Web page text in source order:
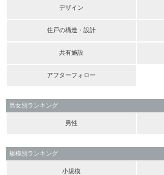
デザイン
住戸の構造・設計
共有施設
アフターフォロー
男女別ランキング
男性
規模別ランキング
小規模